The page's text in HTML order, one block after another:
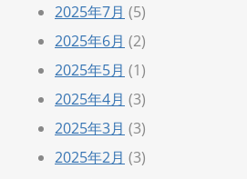
2025年7月 (5)
2025年6月 (2)
2025年5月 (1)
2025年4月 (3)
2025年3月 (3)
2025年2月 (3)